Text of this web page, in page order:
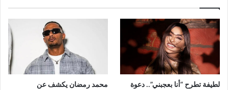
لطيفة تطرح “أنا بعجبني”.. دعوة
محمد رمضان يكشف عن